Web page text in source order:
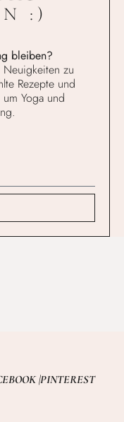
:)
bleiben?
zu
Rezepte und
Yoga und
|PINTEREST